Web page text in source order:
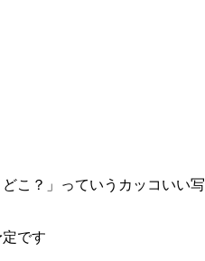
こ？」っていうカッコいい写
です